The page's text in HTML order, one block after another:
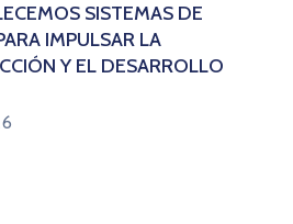
SISTEMAS DE
IMPULSAR LA
Y EL DESARROLLO